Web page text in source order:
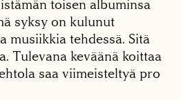
toisen albuminsa
syksy on kulunut
musiikkia tehdessä. Sitä
Tulevana keväänä koittaa
saa viimeisteltyä pro